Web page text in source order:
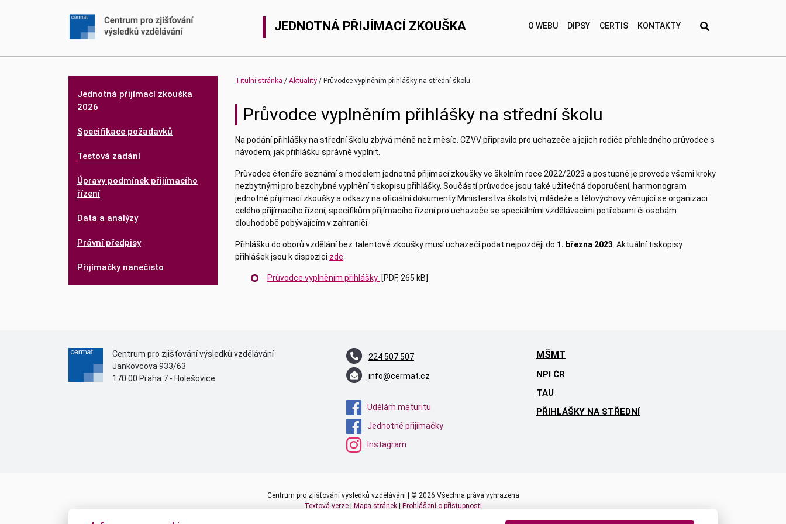
JEDNOTNÁ PŘIJÍMACÍ ZKOUŠKA O WEBU DIPSY CERTIS KONTAKTY
Jednotná přijímací zkouška
2026
Specifikace požadavků
Testová zadání
Úpravy podmínek přijímacího
řízení
Data a analýzy
Právní předpisy
Přijímačky nanečisto
Titulní stránka Aktuality(current)
Průvodce vyplněním přihlášky na střední školu
Průvodce vyplněním přihlášky na střední školu
Na podání přihlášky na střední školu zbývá méně než měsíc. CZVV připravilo pro uchazeče a jejich rodiče přehledného průvodce s
návodem, jak přihlášku správně vyplnit.
Průvodce čtenáře seznámí s modelem jednotné přijímací zkoušky ve školním roce 2022/2023 a postupně je provede všemi kroky
nezbytnými pro bezchybné vyplnění tiskopisu přihlášky. Součástí průvodce jsou také užitečná doporučení, harmonogram
jednotné přijímací zkoušky a odkazy na oficiální dokumenty Ministerstva školství, mládeže a tělovýchovy věnující se organizaci
celého přijímacího řízení, specifikům přijímacího řízení pro uchazeče se speciálními vzdělávacími potřebami či osobám
dlouhodobě pobývajícím v zahraničí.
Přihlášku do oborů vzdělání bez talentové zkoušky musí uchazeči podat nejpozději do 1. března 2023 . Aktuální tiskopisy
přihlášek jsou k dispozici zde
Průvodce vyplněním přihlášky [PDF, 265 kB]
Centrum pro zjišťování výsledků vzdělávání
Jankovcova 933/63
170 00 Praha 7 - Holešovice
224 507 507
info@cermat.cz
Udělám maturitu
Jednotné přijímačky
Instagram
MŠMT
NPI ČR
TAU
PŘIHLÁŠKY NA STŘEDNÍ
Centrum pro zjišťování výsledků vzdělávání | © 2026 Všechna práva vyhrazena
Textová verze
Mapa stránek Prohlášení o přístupnosti